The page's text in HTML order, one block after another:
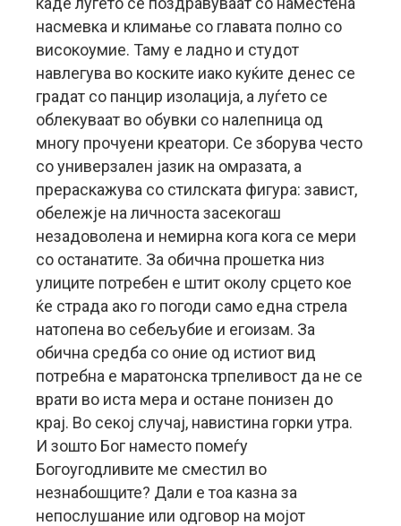
насмевка и климање со главата полно со
високоумие. Таму е ладно и студот
навлегува во коските иако куќите денес се
градат со панцир изолација, а луѓето се
облекуваат во обувки со налепница од
многу прочуени креатори. Се зборува често
со универзален јазик на омразата, а
прераскажува со стилската фигура: завист,
обележје на личноста засекогаш
незадоволена и немирна кога кога се мери
со останатите. За обична прошетка низ
улиците потребен е штит околу срцето кое
ќе страда ако го погоди само една стрела
натопена во себељубие и егоизам. За
обична средба со оние од истиот вид
потребна е маратонска трпеливост да не се
врати во иста мера и остане понизен до
крај. Во секој случај, навистина горки утра.
И зошто Бог нaместо помеѓу
Богоугодливите ме сместил во
незнабошците? Дали е тоа казна за
непослушание или одговор на мојот